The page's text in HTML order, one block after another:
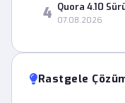
4 Quora 4.10
07.08.2026
Rastgele